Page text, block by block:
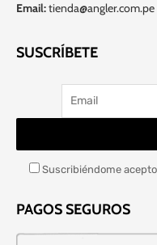
Email:tienda@angler.com.pe
SUSCRÍBETE
Suscribiéndome
PAGOS SEGUROS